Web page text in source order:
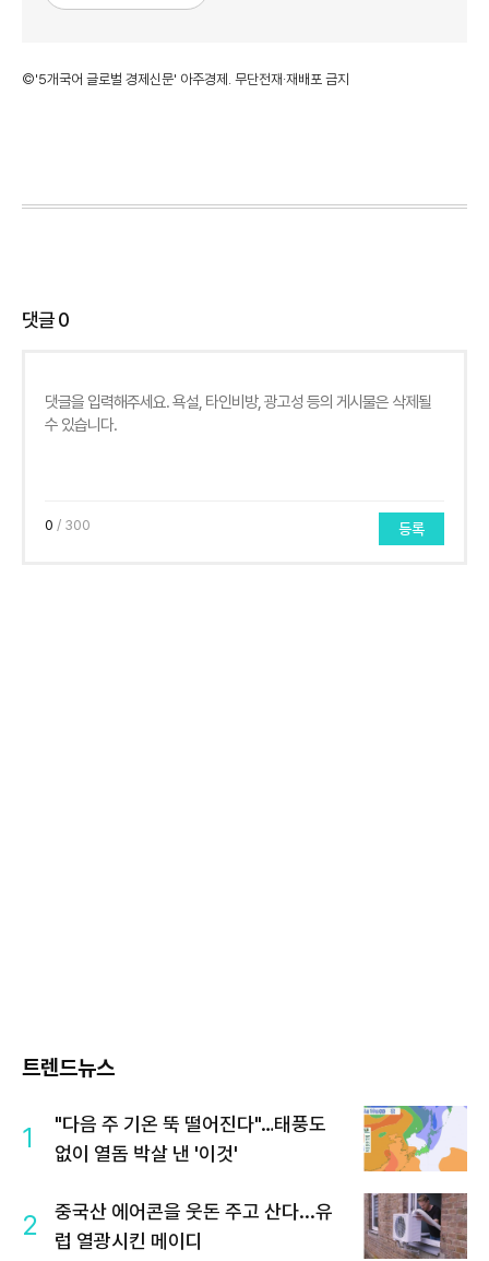
©'5개국어 글로벌 경제신문' 아주경제. 무단전재·재배포 금지
댓글0
0 / 300 등록
트렌드뉴스
1
"다음 주 기온 뚝 떨어진다"…태풍도
없이 열돔 박살 낸 '이것'
2
중국산 에어콘을 웃돈 주고 산다...유
럽 열광시킨 메이디